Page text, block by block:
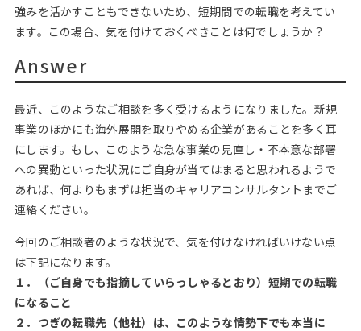
強みを活かすこともできないため、短期間での転職を考えてい
ます。この場合、気を付けておくべきことは何でしょうか？
Answer
最近、このようなご相談を多く受けるようになりました。新規
事業のほかにも海外展開を取りやめる企業があることを多く耳
にします。もし、このような急な事業の見直し・不本意な部署
への異動といった状況にご自身が当てはまると思われるようで
あれば、何よりもまずは担当のキャリアコンサルタントまでご
連絡ください。
今回のご相談者のような状況で、気を付けなければいけない点
は下記になります。
１．（ご自身でも指摘していらっしゃるとおり）短期での転職
になること
２．つぎの転職先（他社）は、このような情勢下でも本当に